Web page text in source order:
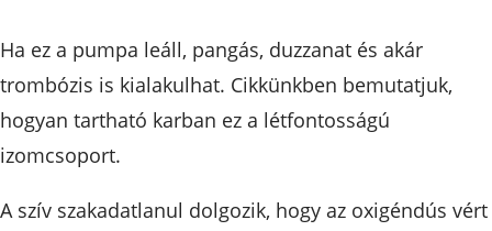
Ha ez a pumpa leáll, pangás, duzzanat és akár
trombózis is kialakulhat. Cikkünkben bemutatjuk,
hogyan tartható karban ez a létfontosságú
izomcsoport.
A szív szakadatlanul dolgozik, hogy az oxigéndús vért